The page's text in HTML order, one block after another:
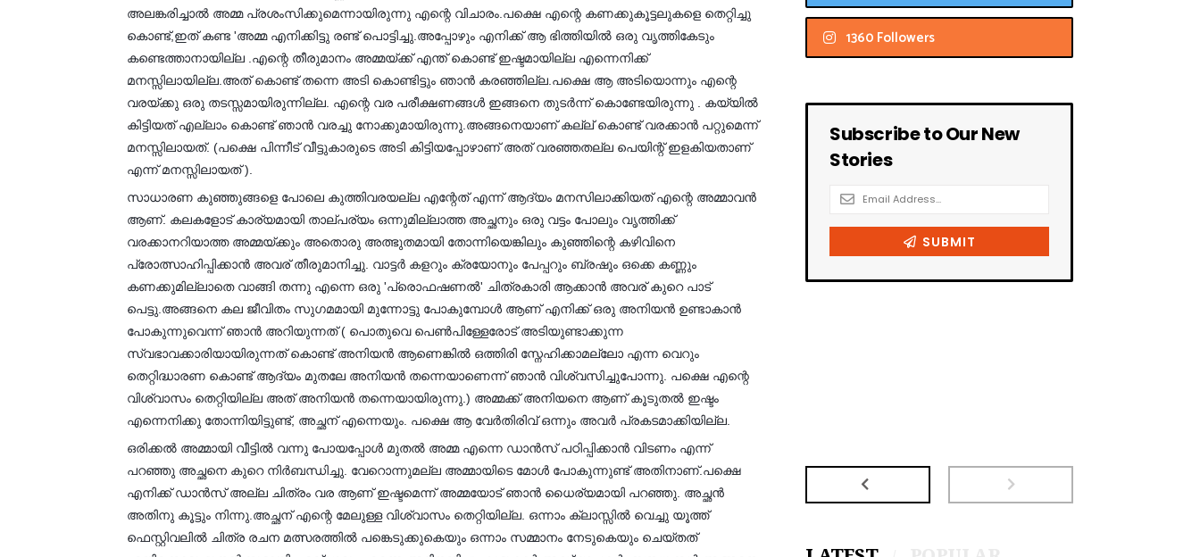
അലങ്കരിച്ചാൽ അമ്മ പ്രശംസിക്കുമെന്നായിരുന്നു എന്റെ വിചാരം.പക്ഷെ എന്റെ കണക്കുകൂട്ടലുകളെ തെറ്റിച്ചു
കൊണ്ട്,ഇത് കണ്ട 'അമ്മ എനിക്കിട്ടു രണ്ട് പൊട്ടിച്ചു.അപ്പോഴും എനിക്ക് ആ ഭിത്തിയിൽ ഒരു വൃത്തികേടും
കണ്ടെത്താനായില്ല .എന്റെ തീരുമാനം അമ്മയ്ക്ക് എന്ത് കൊണ്ട് ഇഷ്ടമായില്ല എന്നെനിക്ക്
മനസ്സിലായില്ല.അത് കൊണ്ട് തന്നെ അടി കൊണ്ടിട്ടും ഞാൻ കരഞ്ഞില്ല.പക്ഷെ ആ അടിയൊന്നും എന്റെ
വരയ്ക്കു ഒരു തടസ്സമായിരുന്നില്ല. എന്റെ വര പരീക്ഷണങ്ങൾ ഇങ്ങനെ തുടർന്ന് കൊണ്ടേയിരുന്നു . കയ്യിൽ
കിട്ടിയത് എല്ലാം കൊണ്ട് ഞാൻ വരച്ചു നോക്കുമായിരുന്നു.അങ്ങനെയാണ് കല്ല് കൊണ്ട് വരക്കാൻ പറ്റുമെന്ന്
മനസ്സിലായത്. (പക്ഷെ പിന്നീട് വീട്ടുകാരുടെ അടി കിട്ടിയപ്പോഴാണ് അത് വരഞ്ഞതല്ല പെയിന്റ് ഇളകിയതാണ്
എന്ന് മനസ്സിലായത് ).
സാധാരണ കുഞ്ഞുങ്ങളെ പോലെ കുത്തിവരയല്ല എന്റേത് എന്ന് ആദ്യം മനസിലാക്കിയത് എന്റെ അമ്മാവൻ
ആണ്. കലകളോട് കാര്യമായി താല്പര്യം ഒന്നുമില്ലാത്ത അച്ഛനും ഒരു വട്ടം പോലും വൃത്തിക്ക്
വരക്കാനറിയാത്ത അമ്മയ്ക്കും അതൊരു അത്ഭുതമായി തോന്നിയെങ്കിലും കുഞ്ഞിന്റെ കഴിവിനെ
പ്രോത്സാഹിപ്പിക്കാൻ അവര് തീരുമാനിച്ചു. വാട്ടർ കളറും ക്രയോനും പേപ്പറും ബ്രഷും ഒക്കെ കണ്ണും
കണക്കുമില്ലാതെ വാങ്ങി തന്നു എന്നെ ഒരു 'പ്രൊഫഷണൽ' ചിത്രകാരി ആക്കാൻ അവര് കുറെ പാട്
പെട്ടു.അങ്ങനെ കല ജീവിതം സുഗമമായി മുന്നോട്ടു പോകുമ്പോൾ ആണ് എനിക്ക് ഒരു അനിയൻ ഉണ്ടാകാൻ
പോകുന്നുവെന്ന് ഞാൻ അറിയുന്നത് ( പൊതുവെ പെൺപിള്ളേരോട് അടിയുണ്ടാക്കുന്ന
സ്വഭാവക്കാരിയായിരുന്നത് കൊണ്ട് അനിയൻ ആണെങ്കിൽ ഒത്തിരി സ്നേഹിക്കാമല്ലോ എന്ന വെറും
തെറ്റിദ്ധാരണ കൊണ്ട് ആദ്യം മുതലേ അനിയൻ തന്നെയാണെന്ന് ഞാൻ വിശ്വസിച്ചുപോന്നു. പക്ഷെ എന്റെ
വിശ്വാസം തെറ്റിയില്ല അത് അനിയൻ തന്നെയായിരുന്നു.) അമ്മക്ക് അനിയനെ ആണ് കൂടുതൽ ഇഷ്ടം
എന്നെനിക്കു തോന്നിയിട്ടുണ്ട്, അച്ഛന് എന്നെയും. പക്ഷെ ആ വേർതിരിവ് ഒന്നും അവർ പ്രകടമാക്കിയില്ല.
ഒരിക്കൽ അമ്മായി വീട്ടിൽ വന്നു പോയപ്പോൾ മുതൽ അമ്മ എന്നെ ഡാൻസ് പഠിപ്പിക്കാൻ വിടണം എന്ന്
പറഞ്ഞു അച്ഛനെ കുറെ നിർബന്ധിച്ചു. വേറൊന്നുമല്ല അമ്മായിടെ മോൾ പോകുന്നുണ്ട് അതിനാണ്.പക്ഷെ
എനിക്ക് ഡാൻസ് അല്ല ചിത്രം വര ആണ് ഇഷ്ടമെന്ന് അമ്മയോട് ഞാൻ ധൈര്യമായി പറഞ്ഞു. അച്ഛൻ
അതിനു കൂട്ടും നിന്നു.അച്ഛന് എന്റെ മേലുള്ള വിശ്വാസം തെറ്റിയില്ല. ഒന്നാം ക്ലാസ്സിൽ വെച്ചു യൂത്ത്
ഫെസ്റ്റിവലിൽ ചിത്ര രചന മത്സരത്തിൽ പങ്കെടുക്കുകെയും ഒന്നാം സമ്മാനം നേടുകെയും ചെയ്തത്
1360 Followers